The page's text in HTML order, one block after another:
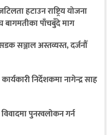
हटाउन राष्ट्रिय योजना
पाँचबुँदे माग
सञ्जाल अस्तव्यस्त, दर्जनौँ
निर्देशकमा नागेन्द्र साह
पुनरवलोकन गर्न